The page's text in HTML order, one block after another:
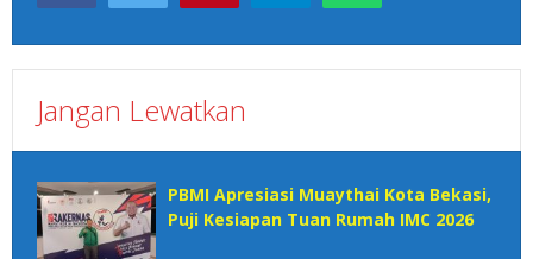
Jangan Lewatkan
PBMI Apresiasi Muaythai Kota Bekasi,
Puji Kesiapan Tuan Rumah IMC 2026